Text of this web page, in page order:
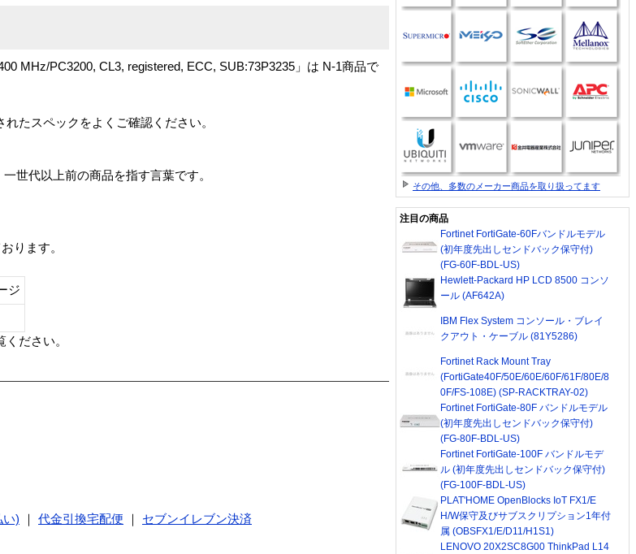
MHz/PC3200, CL3, registered, ECC, SUB:73P3235」は N-1商品で
たスペックをよくご確認ください。
世代以上前の商品を指す言葉です。
ります。
ジ
ください。
い) 代金引換宅配便
セブンイレブン決済
その他、多数のメーカー商品を取り扱ってます
注目の商品
Fortinet FortiGate-60Fバンドルモデル
(初年度先出しセンドバック保守付)
(FG-60F-BDL-US)
Hewlett-Packard HP LCD 8500 コンソ
ール (AF642A)
IBM Flex System コンソール・ブレイ
クアウト・ケーブル (81Y5286)
Fortinet Rack Mount Tray
(FortiGate40F/50E/60E/60F/61F/80E/8
0F/FS-108E) (SP-RACKTRAY-02)
Fortinet FortiGate-80F バンドルモデル
(初年度先出しセンドバック保守付)
(FG-80F-BDL-US)
Fortinet FortiGate-100F バンドルモデ
ル (初年度先出しセンドバック保守付)
(FG-100F-BDL-US)
PLAT'HOME OpenBlocks IoT FX1/E
H/W保守及びサブスクリプション1年付
属 (OBSFX1/E/D11/H1S1)
LENOVO 20X2SC8G00 ThinkPad L14